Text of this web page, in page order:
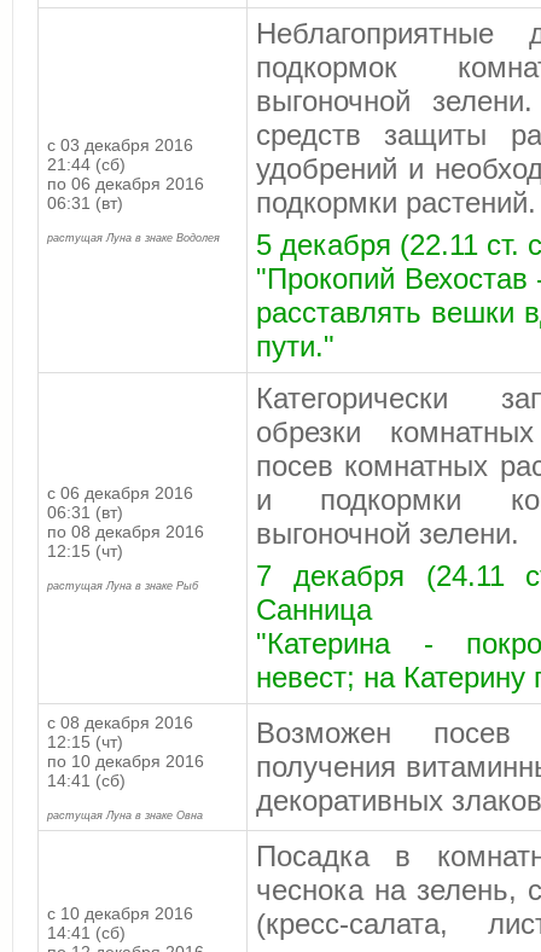
с 03 декабря 2016
21:44 (сб)
по 06 декабря 2016
06:31 (вт)
растущая Луна в знаке Водолея
подкормок
выгоночной
средств защиты
удобрений и
подкормки растений.
5 декабря (22.11 ст.
"Прокопий
расставлять вешки
пути."
с 06 декабря 2016
06:31 (вт)
по 08 декабря 2016
12:15 (чт)
растущая Луна в знаке Рыб
Категорически
обрезки
посев комнатных
и подкормки
выгоночной зелени.
7 декабря (24.11
Санница
"Катерина -
невест; на Катерину
с 08 декабря 2016
12:15 (чт)
по 10 декабря 2016
14:41 (сб)
растущая Луна в знаке Овна
Возможен
получения
декоративных
с 10 декабря 2016
14:41 (сб)
Посадка в
чеснока на зелень,
(кресс-салата,